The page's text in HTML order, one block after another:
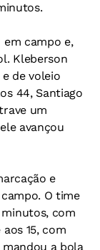
em campo e,
Kleberson
de voleio
44, Santiago
um
avançou
e
O time
com
15, com
a bola